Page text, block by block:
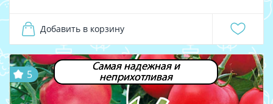
Добавить в корзину
Самая надежная и
неприхотливая
5